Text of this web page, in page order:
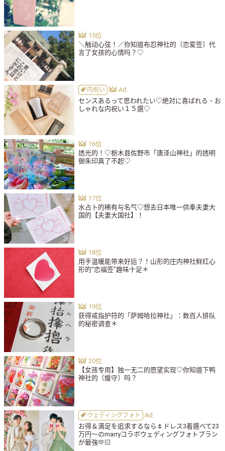
＼触动心弦！／你知道布忍神社的〔恋爱签〕代
言了女孩的心情吗？♡
内祝い
センスあるって思われたい♡絶対に喜ばれる、お
しゃれな内祝い１５選♡
透光的！♡栃木县佐野市「唐泽山神社」的透明
御朱印真了不起♡
水占卜的稀有与名气♡想去日本唯一供奉夫妻大
国的【夫妻大国社】！
用手温暖能带来好运？！山形的庄内神社鲜红心
形的“恋福签”趣味十足＊
获得戒指护符的「萨姆哈拉神社」：数百人排队
的秘密调查＊
【女孩专用】独一无二的愿望实现♡你知道下鸭
神社的〔媛守〕吗？
ウェディングフォト
お得＆満足を追求するなら🌷ドレス3着選べて23
万円〜のmarryコラボウェディングフォトプラン
が最強🫶🏻